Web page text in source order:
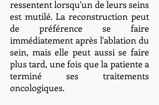
ressentent lorsqu'un de leurs seins
est mutilé. La reconstruction peut
de préférence se faire
immédiatement après l'ablation du
sein, mais elle peut aussi se faire
plus tard, une fois que la patiente a
terminé ses traitements
oncologiques.